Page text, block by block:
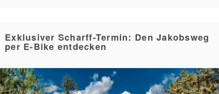
Exklusiver Scharff-Termin: Den Jakobsweg
per E-Bike entdecken